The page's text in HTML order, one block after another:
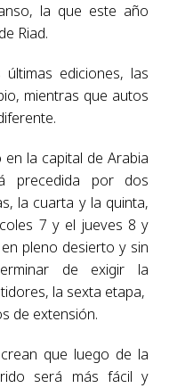
la que este año
Riad.
ediciones, las
mientras que autos
la capital de Arabia
precedida por dos
la cuarta y la quinta,
7 y el jueves 8 y
pleno desierto y sin
de exigir la
la sexta etapa,
de extensión.
que luego de la
será más fácil y